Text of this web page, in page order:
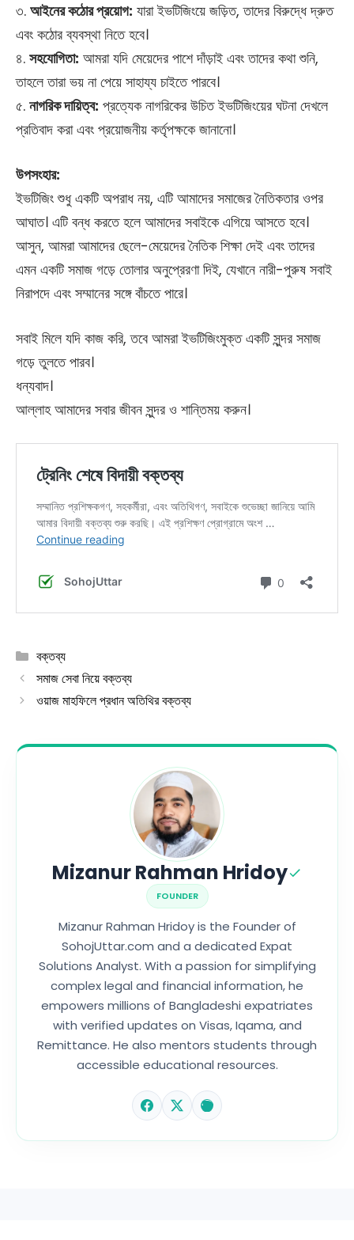
৩. আইনের কঠোর প্রয়োগ: যারা ইভটিজিংয়ে জড়িত, তাদের বিরুদ্ধে দ্রুত
এবং কঠোর ব্যবস্থা নিতে হবে।
৪. সহযোগিতা: আমরা যদি মেয়েদের পাশে দাঁড়াই এবং তাদের কথা শুনি,
তাহলে তারা ভয় না পেয়ে সাহায্য চাইতে পারবে।
৫. নাগরিক দায়িত্ব: প্রত্যেক নাগরিকের উচিত ইভটিজিংয়ের ঘটনা দেখলে
প্রতিবাদ করা এবং প্রয়োজনীয় কর্তৃপক্ষকে জানানো।
উপসংহার:
ইভটিজিং শুধু একটি অপরাধ নয়, এটি আমাদের সমাজের নৈতিকতার ওপর
আঘাত। এটি বন্ধ করতে হলে আমাদের সবাইকে এগিয়ে আসতে হবে।
আসুন, আমরা আমাদের ছেলে-মেয়েদের নৈতিক শিক্ষা দেই এবং তাদের
এমন একটি সমাজ গড়ে তোলার অনুপ্রেরণা দিই, যেখানে নারী-পুরুষ সবাই
নিরাপদে এবং সম্মানের সঙ্গে বাঁচতে পারে।
সবাই মিলে যদি কাজ করি, তবে আমরা ইভটিজিংমুক্ত একটি সুন্দর সমাজ
গড়ে তুলতে পারব।
ধন্যবাদ।
আল্লাহ আমাদের সবার জীবন সুন্দর ও শান্তিময় করুন।
Categories
বক্তব্য
সমাজ সেবা নিয়ে বক্তব্য
ওয়াজ মাহফিলে প্রধান অতিথির বক্তব্য
Mizanur Rahman Hridoy
FOUNDER
Mizanur Rahman Hridoy is the Founder of
SohojUttar.com and a dedicated Expat
Solutions Analyst. With a passion for simplifying
complex legal and financial information, he
empowers millions of Bangladeshi expatriates
with verified updates on Visas, Iqama, and
Remittance. He also mentors students through
accessible educational resources.